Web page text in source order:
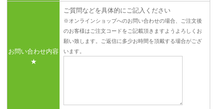
お問い合わせ内容
★
ご質問などを具体的にご記入ください
※オンラインショップへのお問い合わせの場合、ご注文後
のお客様はご注文コードをご記載頂きますようよろしくお
願い致します。ご返信に多少お時間を頂戴する場合がござ
います。